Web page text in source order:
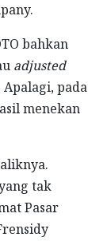
bahkan
adjusted
pada
menekan
tak
Pasar